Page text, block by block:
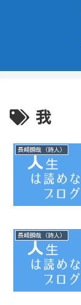
我
長崎瞬哉（詩人）
長崎瞬哉（詩人）